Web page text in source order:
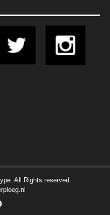
All Rights reserved.